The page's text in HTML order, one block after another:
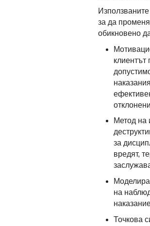
за да
обикновено
клиентът
Метод на
за
вредят,
на
Точкова